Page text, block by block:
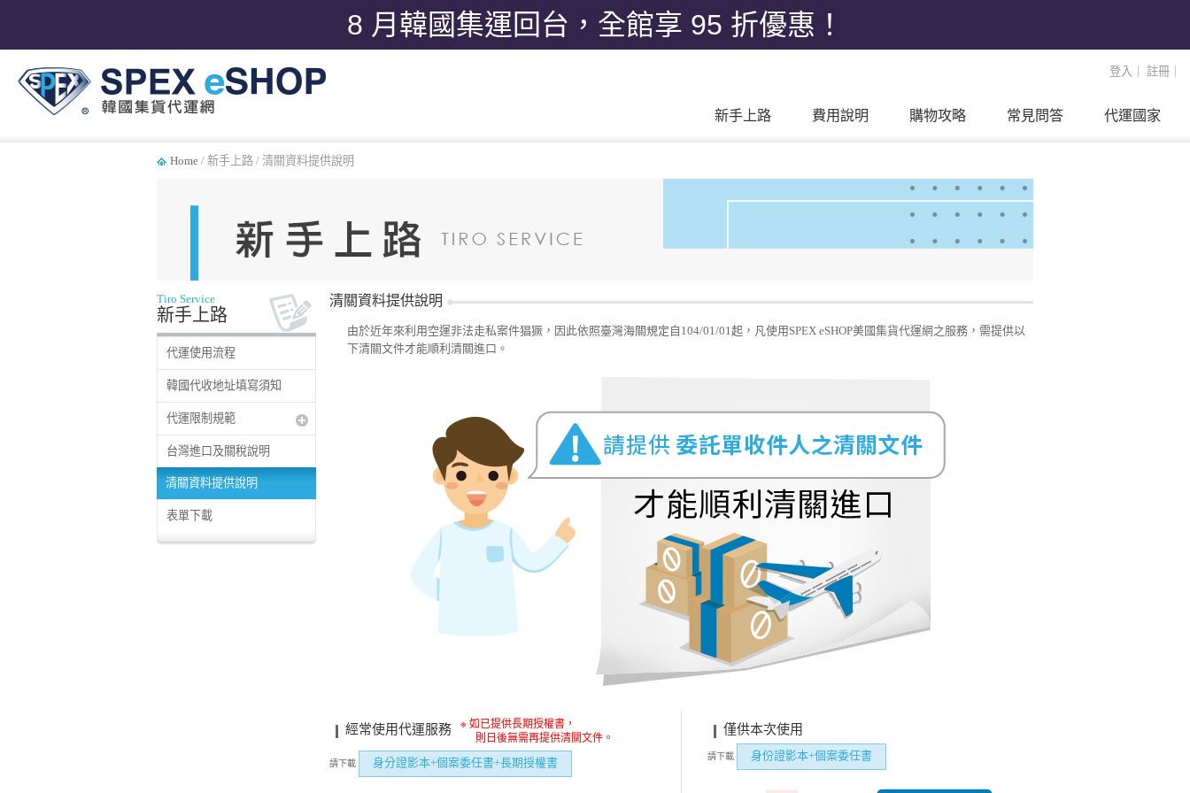
8 月韓國集運回台，全館享 95 折優惠！
登入 註冊
代運國家
常見問答
購物攻略
費用說明
新手上路
Home / 新手上路 / 清關資料提供說明
Tiro Service
新手上路
代運使用流程
韓國代收地址填寫須知
代運限制規範
台灣進口及關稅說明
清關資料提供說明
表單下載
清關資料提供說明
由於近年來利用空運非法走私案件猖獗，因此依照臺灣海關規定自104/01/01起，凡使用SPEX eSHOP美國集貨代運網之服務，需提供以
下清關文件才能順利清關進口。
經常使用代運服務
※ 如已提供長期授權書，
則日後無需再提供清關文件。
請下載 身分證影本+個案委任書+長期授權書
僅供本次使用
請下載 身份證影本+個案委任書